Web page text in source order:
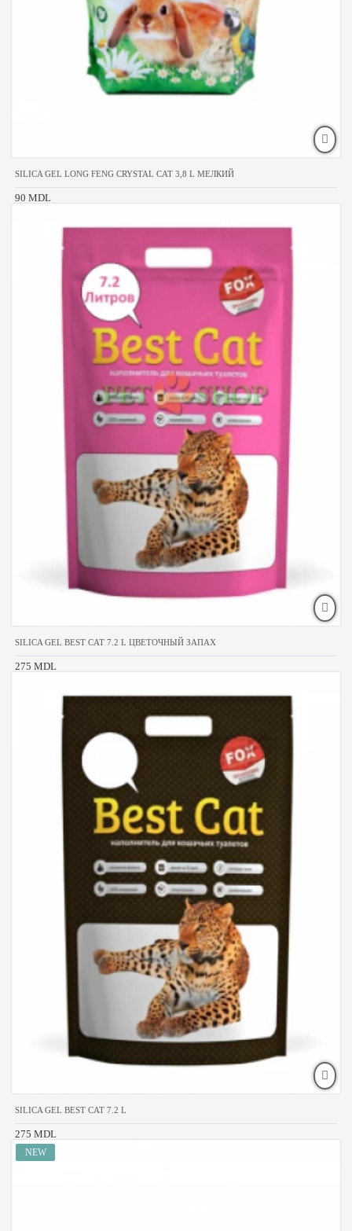
SILICA GEL LONG FENG CRYSTAL CAT 3,8 L МЕЛКИЙ
90 MDL
SILICA GEL BEST CAT 7.2 L ЦВЕТОЧНЫЙ ЗАПАХ
275 MDL
SILICA GEL BEST CAT 7.2 L
275 MDL